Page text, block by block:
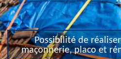
Possibilité de
maçonnerie, placo et